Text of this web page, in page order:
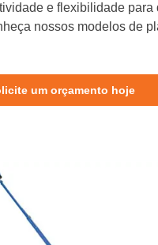
e flexibilidade para
nossos modelos de
um orçamento hoje